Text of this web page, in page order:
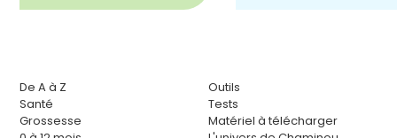
De A à Z
Santé
Grossesse
Outils
Tests
Matériel à télécharger